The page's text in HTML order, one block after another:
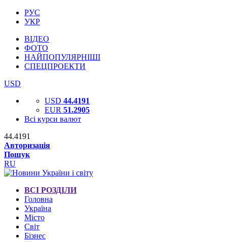
РУС
УКР
ВІДЕО
ФОТО
НАЙПОПУЛЯРНІШІ
СПЕЦПРОЕКТИ
USD
USD 44.4191
EUR 51.2905
Всі курси валют
44.4191
Авторизація
Пошук
RU
ВСІ РОЗДІЛИ
Головна
Україна
Місто
Світ
Бізнес